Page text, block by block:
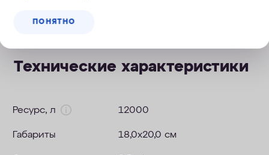
1 Мб
Технические характеристики
Ресурс, л 12000
Габариты 18,0х20,0 см
ПОНЯТНО